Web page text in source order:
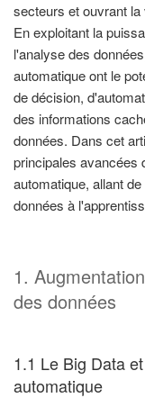
secteurs et ouvrant
En exploitant la
l'analyse des
automatique ont le
de décision,
des informations
données. Dans cet
principales avancées
automatique, allant
données à
1.
des données
1.1 Le Big Data
automatique